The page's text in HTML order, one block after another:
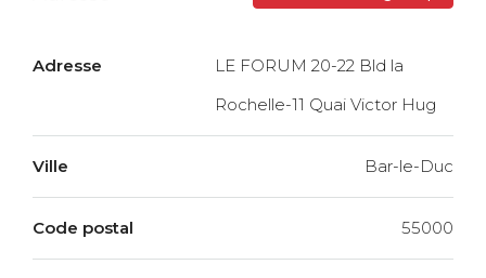
Adresse
LE FORUM 20-22 Bld la
Rochelle-11 Quai Victor Hug
Ville Bar-le-Duc
Code postal 55000